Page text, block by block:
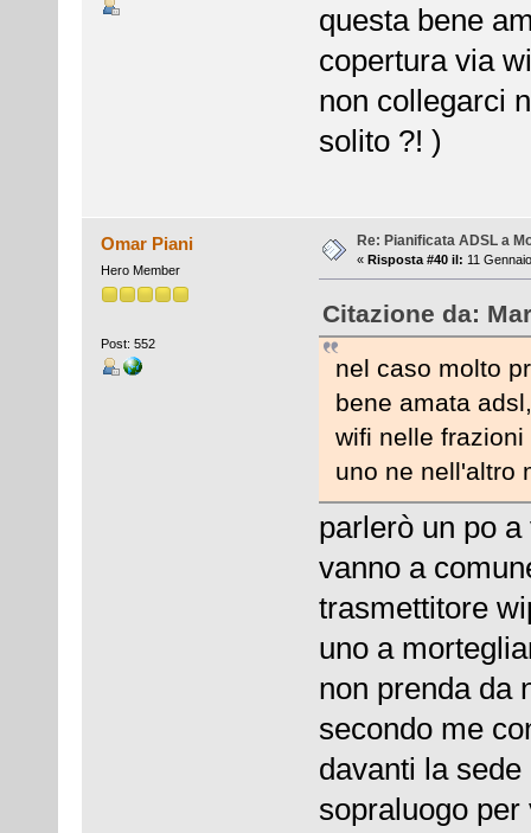
questa bene
copertura via
non collegarci
solito ?! )
Omar Piani
Hero Member
Post: 552
Re: Pianificata ADSL a
« Risposta #40 il: 11
Citazione da:
nel caso molto
bene amata
wifi nelle
uno ne nell'altro
parlerò un po
vanno a
trasmettitore
uno a
non prenda da
secondo me
davanti la
sopraluogo